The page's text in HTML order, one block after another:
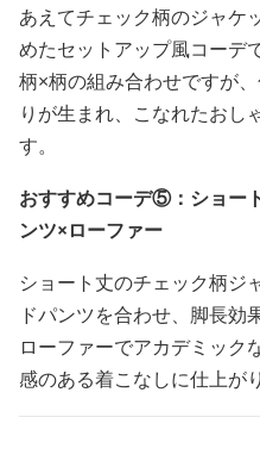
あえてチェック柄のジャケ
めたセットアップ風コーデで
柄×柄の組み合わせですが
りが生まれ、こなれたおし
す。
おすすめコーデ⑤：ショー
ンツ×ローファー
ショート丈のチェック柄ジ
ドパンツを合わせ、脚長効
ローファーでアカデミック
感のある着こなしに仕上が